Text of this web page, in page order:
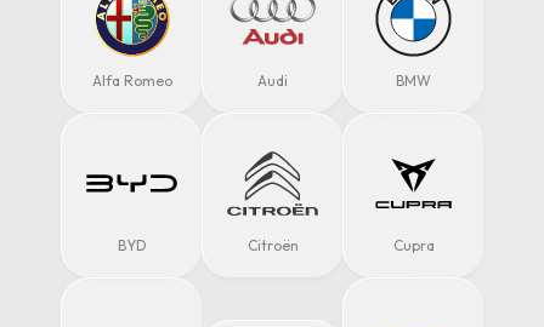
Alfa Romeo Audi BMW
BYD Citroën Cupra